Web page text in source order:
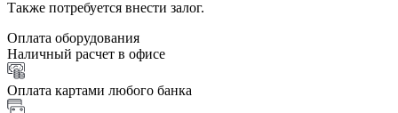
Также потребуется внести залог.
Оплата оборудования
Наличный расчет в офисе
Оплата картами любого банка